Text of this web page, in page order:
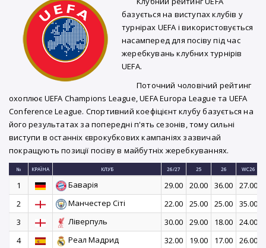
базується на виступах клубів у
турнірах UEFA і використовується
насамперед для посіву під час
жеребкувань клубних турнірів
UEFA.
Поточний чоловічий рейтинг
охоплює UEFA Champions League, UEFA Europa League та UEFA
Conference League. Спортивний коефіцієнт клубу базується на
його результатах за попередні п'ять сезонів, тому сильні
виступи в останніх єврокубкових кампаніях зазвичай
покращують позиції посіву в майбутніх жеребкуваннях.
№ КРАЇНА КЛУБ 26/27 25 26 WC26
1 Баварія 29.00 20.00 36.00 27.00
2
Манчестер Сіті 22.00 25.00 25.00 35.00
3
Ліверпуль 30.00 29.00 18.00 24.00
4
Реал Мадрид 32.00 19.00 17.00 26.00